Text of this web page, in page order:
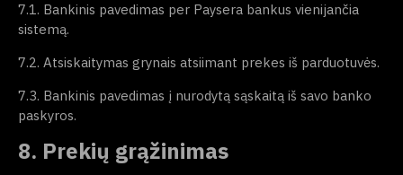
7.1. Bankinis pavedimas per Paysera bankus vienijančia
sistemą.
7.2. Atsiskaitymas grynais atsiimant prekes iš parduotuvės.
7.3. Bankinis pavedimas į nurodytą sąskaitą iš savo banko
paskyros.
8. Prekių grąžinimas